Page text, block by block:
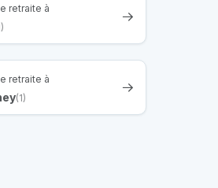
retraite à
retraite à
(1)